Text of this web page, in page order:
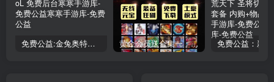
免费公益:金兔奥特曼oL 免费后台 黄金会员送合集一：150款后台手游合集